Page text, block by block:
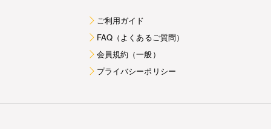
ご利用ガイド
FAQ（よくあるご質問）
会員規約（一般）
プライバシーポリシー